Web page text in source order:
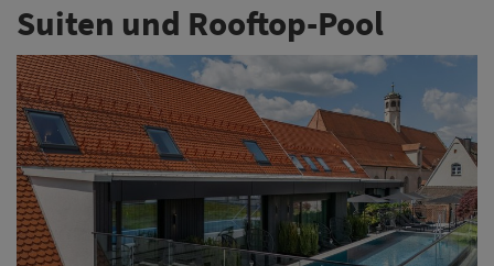
Suiten und Rooftop-Pool